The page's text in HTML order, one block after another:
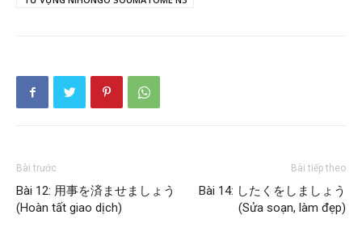
Bài trước
Bài 12: 用事を済ませましょう
(Hoàn tất giao dịch)
Bài tiếp theo
Bài 14: したくをしましょう
(Sửa soạn, làm đẹp)